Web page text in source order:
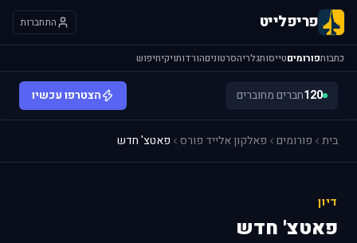
פריפלייט התחברות
כתבותפורומיםטייסותגלריהסרטוניםהורדותויקיחיפוש
120חברים מחוברים הצטרפו עכשיו
בית פורומים פאלקון אלייד פורס פאטצ' חדש
דיון
פאטצ' חדש